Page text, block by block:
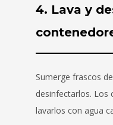
4. Lava y
Sumerge frascos
desinfectarlos. Los
lavarlos con agua